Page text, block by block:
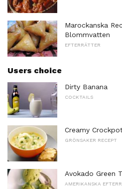
Marockanska
Blommvatten
EFTERRÄTTER
Users choice
Dirty Banana
COCKTAILS
Creamy
GRÖNSAKER RECEPT
Avokado Green
AMERIKANSKA